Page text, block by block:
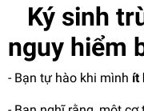
Ký sinh
nguy hiểm
- Bạn tự hào khi mình ít